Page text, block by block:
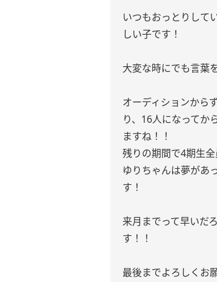
いつもおっとりして
しい子です！
大変な時にでも言葉
オーディションから
り、16人になってか
ますね！！
残りの期間で4期生
ゆりちゃんは夢があ
す！
来月までって早いだ
す！！
最後までよろしくお